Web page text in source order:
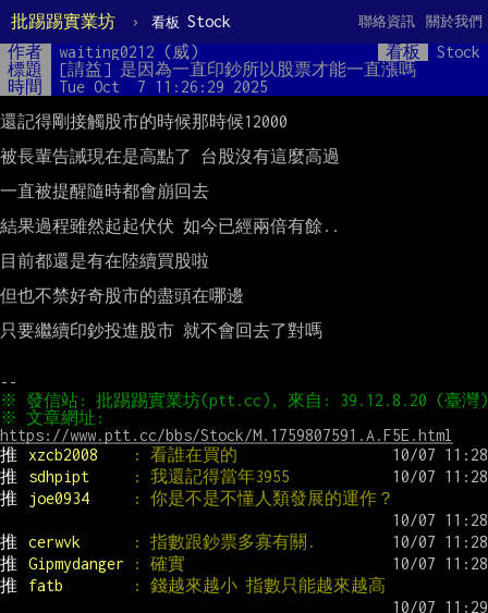
批踢踢實業坊 › 看板 Stock 關於我們
聯絡資訊
作者 waiting0212 (威) 看板
Stock
標題
[請益] 是因為一直印鈔所以股票才能一直漲嗎
時間
Tue Oct  7 11:26:29 2025
還記得剛接觸股市的時候那時候12000
被長輩告誡現在是高點了 台股沒有這麼高過
一直被提醒隨時都會崩回去
結果過程雖然起起伏伏 如今已經兩倍有餘..
目前都還是有在陸續買股啦
但也不禁好奇股市的盡頭在哪邊
只要繼續印鈔投進股市 就不會回去了對嗎
https://www.ptt.cc/bbs/Stock/M.1759807591.A.F5E.html
推
xzcb2008
: 看誰在買的
推
sdhpipt
: 我還記得當年3955
推
joe0934 : 你是不是不懂人類發展的運作？
推 cerwvk
: 指數跟鈔票多寡有關.
推
Gipmydanger
: 確實
推
fatb : 錢越來越小 指數只能越來越高